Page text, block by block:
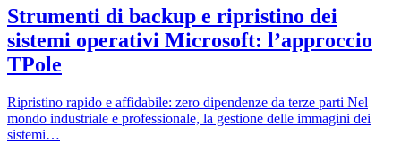
Strumenti di backup e ripristino dei
sistemi operativi Microsoft: l’approccio
TPole
Ripristino rapido e affidabile: zero dipendenze da terze parti Nel
mondo industriale e professionale, la gestione delle immagini dei
sistemi…